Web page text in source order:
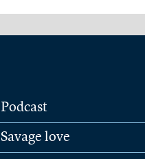
Podcast
Savage love